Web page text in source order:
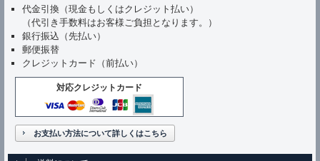
代金引換（現金もしくはクレジット払い）
（代引き手数料はお客様ご負担となります。）
銀行振込（先払い）
郵便振替
クレジットカード（前払い）
対応クレジットカード
お支払い方法について詳しくはこちら